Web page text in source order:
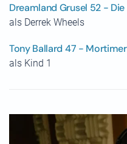
Dreamland Grusel 52 -
als Derrek Wheels
Tony Ballard 47 -
als Kind 1